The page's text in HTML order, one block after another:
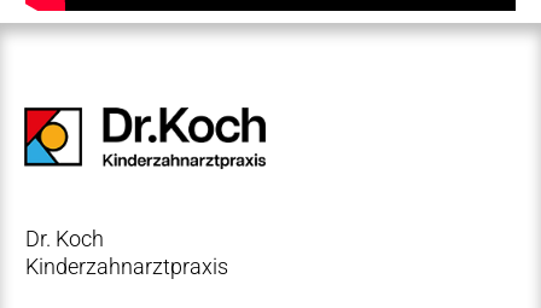
Dr. Koch
Kinderzahnarztpraxis